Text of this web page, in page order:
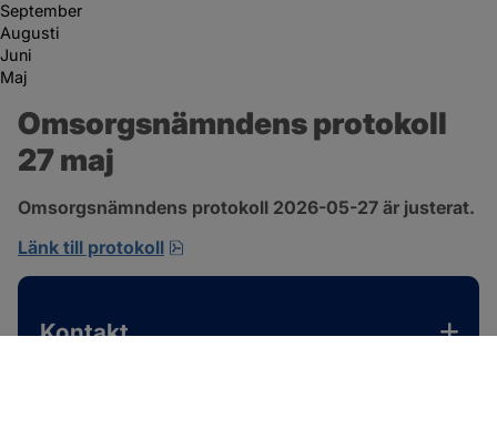
September
Augusti
Juni
Maj
Omsorgsnämndens protokoll
27 maj
Omsorgsnämndens protokoll 2026-05-27 är justerat.
Länk till protokoll
Kontakt